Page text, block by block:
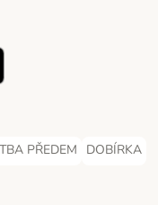
Method
PŘEDEM
PŘEDEM Payment
DOBÍRKA
DOBÍRKA